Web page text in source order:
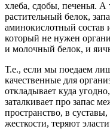
хлеба, сдобы, печенья. А
растительный белок,
аминокислотный состав
который не нужен
и молочный белок, и
Т.е., если мы поедаем
качественные для
откладывает куда угодно,
заталкивает про запас
пространство, в
жесткости, теряют